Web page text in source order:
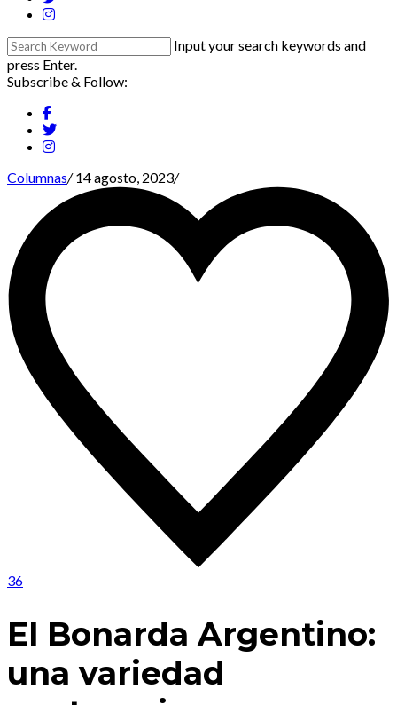
Input your search keywords and
press Enter.
Subscribe & Follow:
Columnas/14 agosto, 2023/
36
El Bonarda Argentino:
una variedad